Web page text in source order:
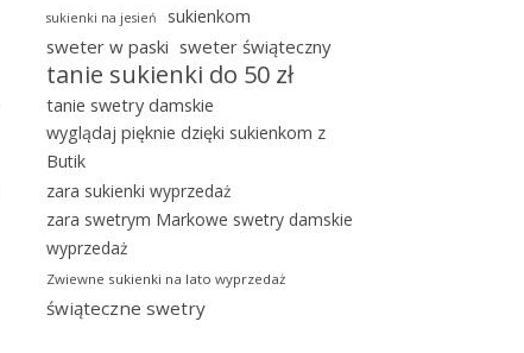
sukienki na jesień sukienkom
sweter w paski sweter świąteczny
tanie sukienki do 50 zł
tanie swetry damskie
wyglądaj pięknie dzięki sukienkom z
Butik
zara sukienki wyprzedaż
zara swetrym Markowe swetry damskie
wyprzedaż
Zwiewne sukienki na lato wyprzedaż
świąteczne swetry